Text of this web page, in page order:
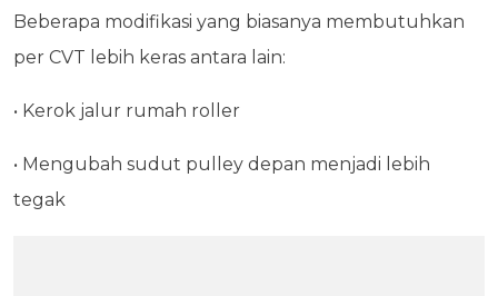
Beberapa modifikasi yang biasanya membutuhkan
per CVT lebih keras antara lain:
• Kerok jalur rumah roller
• Mengubah sudut pulley depan menjadi lebih
tegak